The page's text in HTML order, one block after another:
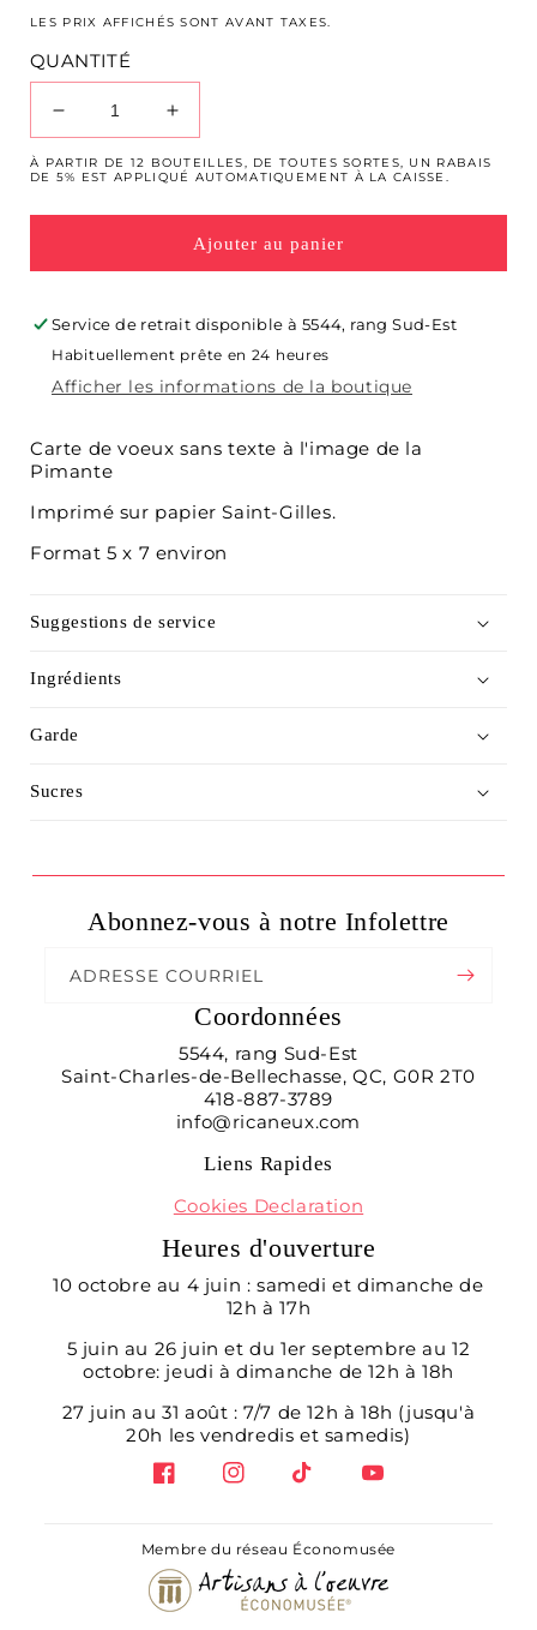
LES PRIX AFFICHÉS SONT AVANT TAXES.
QUANTITÉ
Réduire
la
quantité
Carte
Voeux
Augmenter
la
quantité
Carte
de
Voeux
À PARTIR DE 12 BOUTEILLES, DE TOUTES SORTES, UN RABAIS
DE 5% EST APPLIQUÉ AUTOMATIQUEMENT À LA CAISSE.
Ajouter au panier
Service de retrait disponible à 5544, rang Sud-Est
Habituellement prête en 24 heures
Afficher les informations de la boutique
Carte de voeux sans texte à l'image de la
Pimante
Imprimé sur papier Saint-Gilles.
Format 5 x 7 environ
Suggestions de service
Ingrédients
Garde
Sucres
Coordonnées
5544, rang Sud-Est
Saint-Charles-de-Bellechasse, QC, G0R 2T0
418-887-3789
info@ricaneux.com
Liens Rapides
Cookies Declaration
Heures d'ouverture
10 octobre au 4 juin : samedi et dimanche de
12h à 17h
5 juin au 26 juin et du 1er septembre au 12
octobre: jeudi à dimanche de 12h à 18h
27 juin au 31 août : 7/7 de 12h à 18h (jusqu'à
20h les vendredis et samedis)
FacebookInstagramTikTok YouTube
Abonnez-vous à notre Infolettre
ADRESSE COURRIEL
Membre du réseau Économusée